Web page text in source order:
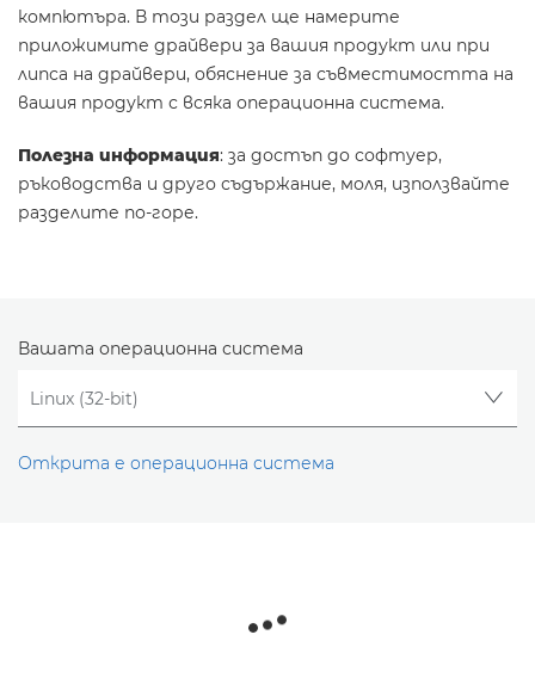
компютъра. В този раздел ще намерите
приложимите драйвери за вашия продукт или при
липса на драйвери, обяснение за съвместимостта на
вашия продукт с всяка операционна система.
Полезна информация: за достъп до софтуер,
ръководства и друго съдържание, моля, използвайте
разделите по-горе.
Вашата операционна система
Открита е операционна система